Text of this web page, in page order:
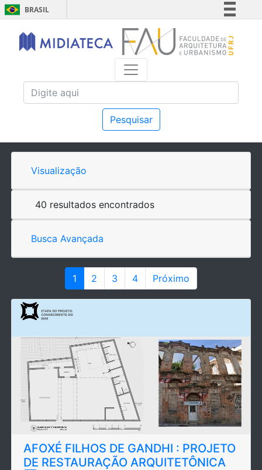
BRASIL
Simplifique!
Comunica BR
Acesso à informação
Pesquisar
Visualização
40 resultados encontrados
Busca Avançada
1 2 3 4 Próximo
AFOXÉ FILHOS DE GANDHI : PROJETO
DE RESTAURAÇÃO ARQUITETÔNICA